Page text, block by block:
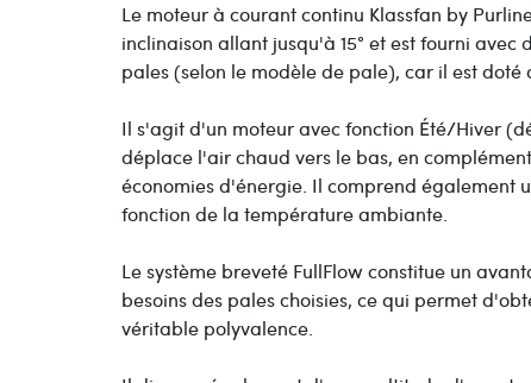
Le moteur à courant continu Klassfan by
inclinaison allant jusqu'à 15° et est fourni
pales (selon le modèle de pale), car il est
Il s'agit d'un moteur avec fonction Été/Hiver
déplace l'air chaud vers le bas, en
économies d'énergie. Il comprend également
fonction de la température ambiante.
Le système breveté FullFlow constitue un
besoins des pales choisies, ce qui permet
véritable polyvalence.